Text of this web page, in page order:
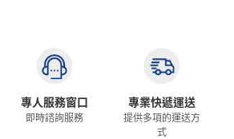
專人服務窗口
即時諮詢服務
專業快遞運送
提供多項的運送方
式